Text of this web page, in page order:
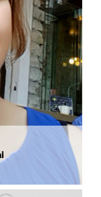
e banche.